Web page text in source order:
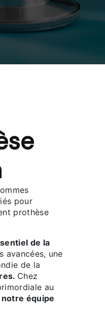
pour
prothèse
de la
avancées, une
de la
Chez
au
équipe